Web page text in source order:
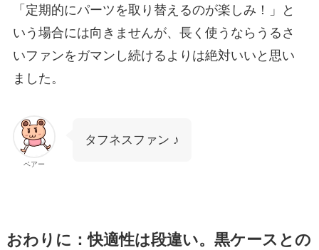
「定期的にパーツを取り替えるのが楽しみ！」と
いう場合には向きませんが、長く使うならうるさ
いファンをガマンし続けるよりは絶対いいと思い
ました。
ベアー
タフネスファン ♪
おわりに：快適性は段違い。黒ケースとの